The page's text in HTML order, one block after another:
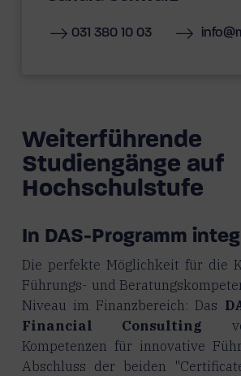
031 380 10 03
Weiterführende
Studiengänge auf
Hochschulstufe
In DAS-Programm
Die perfekte Möglichkeit für die
Führungs- und
Niveau im Finanzbereich: Das
Financial Consulting
Kompetenzen für innovative
Abschluss der beiden